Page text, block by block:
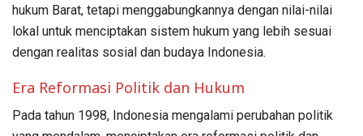
hukum Barat, tetapi menggabungkannya dengan nilai-nilai
lokal untuk menciptakan sistem hukum yang lebih sesuai
dengan realitas sosial dan budaya Indonesia.
Era Reformasi Politik dan Hukum
Pada tahun 1998, Indonesia mengalami perubahan politik